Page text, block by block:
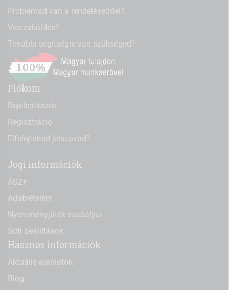
Problémád van a rendeléseddel?
Visszaküldés?
További segítségre van szükséged?
Fiókom
Bejelentkezés
Regisztráció
Elfelejtetted jelszavad?
Jogi információk
ÁSZF
Adatvételem
Nyereményjáték szabályai
Süti beállítások
Hasznos információk
Aktuális ajánlatok
Blog